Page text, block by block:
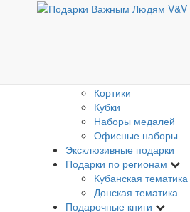
Изделия с Государственной
Кортики
Кубки
Наборы медалей
Офисные наборы
Эксклюзивные подарки
Подарки по регионам
Кубанская тематика
Донская тематика
Подарочные книги